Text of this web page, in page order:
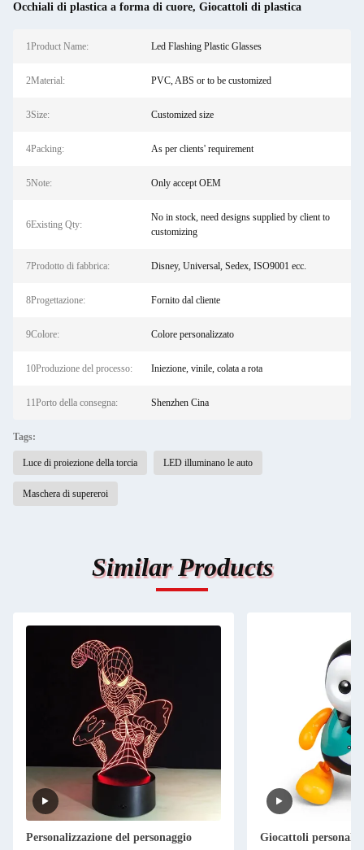
Occhiali di plastica a forma di cuore, Giocattoli di plastica
1Product Name: Led Flashing Plastic Glasses
2Material: PVC, ABS or to be customized
3Size: Customized size
4Packing: As per clients' requirement
5Note: Only accept OEM
6Existing Qty:
No in stock, need designs supplied by client to
customizing
7Prodotto di fabbrica: Disney, Universal, Sedex, ISO9001 ecc.
8Progettazione: Fornito dal cliente
9Colore: Colore personalizzato
10Produzione del processo: Iniezione, vinile, colata a rota
11Porto della consegna: Shenzhen Cina
Tags:
Luce di proiezione della torcia LED illuminano le auto
Maschera di supereroi
Similar Products
Personalizzazione del personaggio
Giocattoli